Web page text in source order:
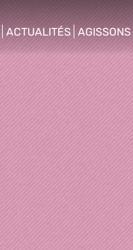
ACTUALITÉS
show/hide sub menu
show/